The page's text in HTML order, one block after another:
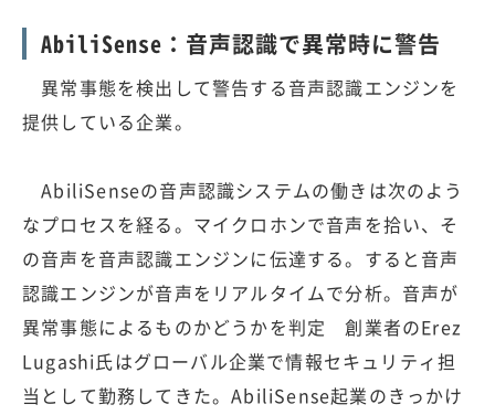
AbiliSense：音声認識で異常時に警告
異常事態を検出して警告する音声認識エンジンを
提供している企業。
AbiliSenseの音声認識システムの働きは次のよう
なプロセスを経る。マイクロホンで音声を拾い、そ
の音声を音声認識エンジンに伝達する。すると音声
認識エンジンが音声をリアルタイムで分析。音声が
異常事態によるものかどうかを判定 創業者のErez
Lugashi氏はグローバル企業で情報セキュリティ担
当として勤務してきた。AbiliSense起業のきっかけ